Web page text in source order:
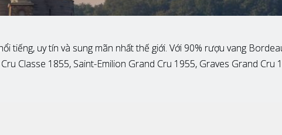
tiếng, uy tín và sung mãn nhất thế giới. Với 90% rượu vang
Classe 1855, Saint-Emilion Grand Cru 1955, Graves Grand Cru